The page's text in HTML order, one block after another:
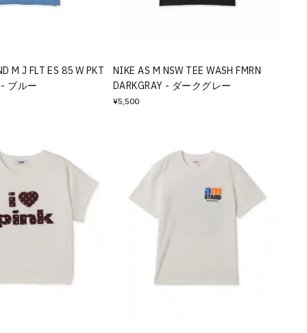
M J FLT ES 85 W PKT
- ブルー
NIKE AS M NSW TEE WASH FMRN
DARKGRAY - ダークグレー
¥5,500